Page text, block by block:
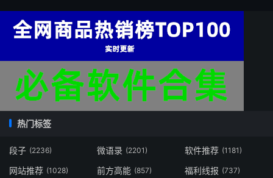
热门标签
段子 (2236) 微语录 (2201) 软件推荐 (1181)
网站推荐 (1028) 前方高能 (857) 福利线报 (737)